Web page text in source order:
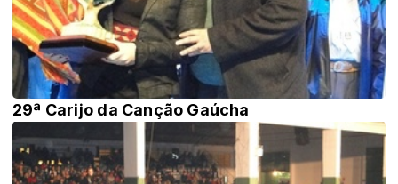
29ª Carijo da Canção Gaúcha